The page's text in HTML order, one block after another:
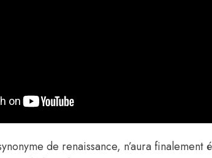
de renaissance, n’aura finalement